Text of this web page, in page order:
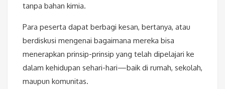
tanpa bahan kimia.
Para peserta dapat berbagi kesan, bertanya, atau
berdiskusi mengenai bagaimana mereka bisa
menerapkan prinsip-prinsip yang telah dipelajari ke
dalam kehidupan sehari-hari—baik di rumah, sekolah,
maupun komunitas.